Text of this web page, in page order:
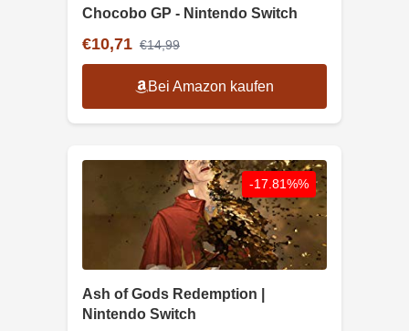
Chocobo GP - Nintendo Switch
€10,71 €14,99
Bei Amazon kaufen
-17.81%%
Ash of Gods Redemption |
Nintendo Switch